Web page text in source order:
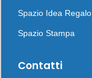
Spazio Idea Regalo
Spazio Stampa
Contatti